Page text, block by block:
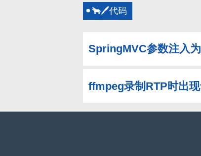
🐂🖊代码
SpringMVC参数注入
ffmpeg录制RTP时出